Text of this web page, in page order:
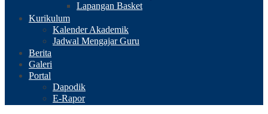
Lapangan Basket
Kurikulum
Kalender Akademik
Jadwal Mengajar Guru
Berita
Galeri
Portal
Dapodik
E-Rapor